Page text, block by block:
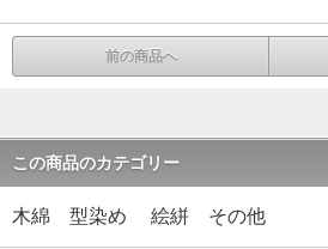
前の商品へ
この商品のカテゴリー
木綿 型染め 絵絣 その他